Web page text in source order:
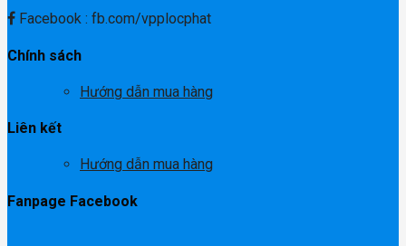
Facebook : fb.com/vpplocphat
Chính sách
Hướng dẫn mua hàng
Liên kết
Hướng dẫn mua hàng
Fanpage Facebook